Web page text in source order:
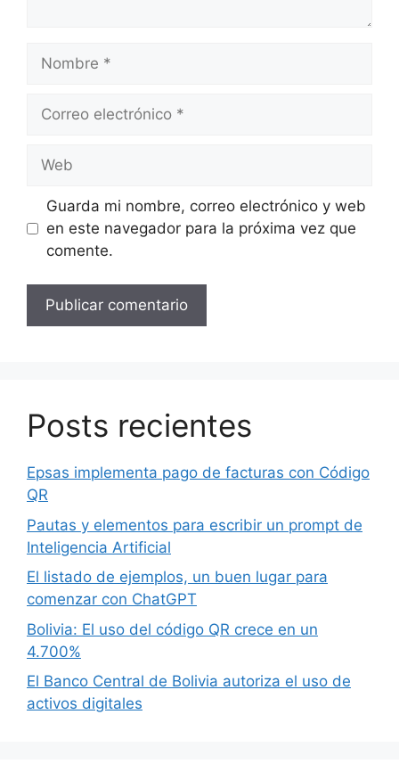
electrónico
Guarda mi nombre, correo electrónico y web
en este navegador para la próxima vez que
comente.
Posts recientes
Epsas implementa pago de facturas con Código
QR
Pautas y elementos para escribir un prompt de
Inteligencia Artificial
El listado de ejemplos, un buen lugar para
comenzar con ChatGPT
Bolivia: El uso del código QR crece en un
4.700%
El Banco Central de Bolivia autoriza el uso de
activos digitales